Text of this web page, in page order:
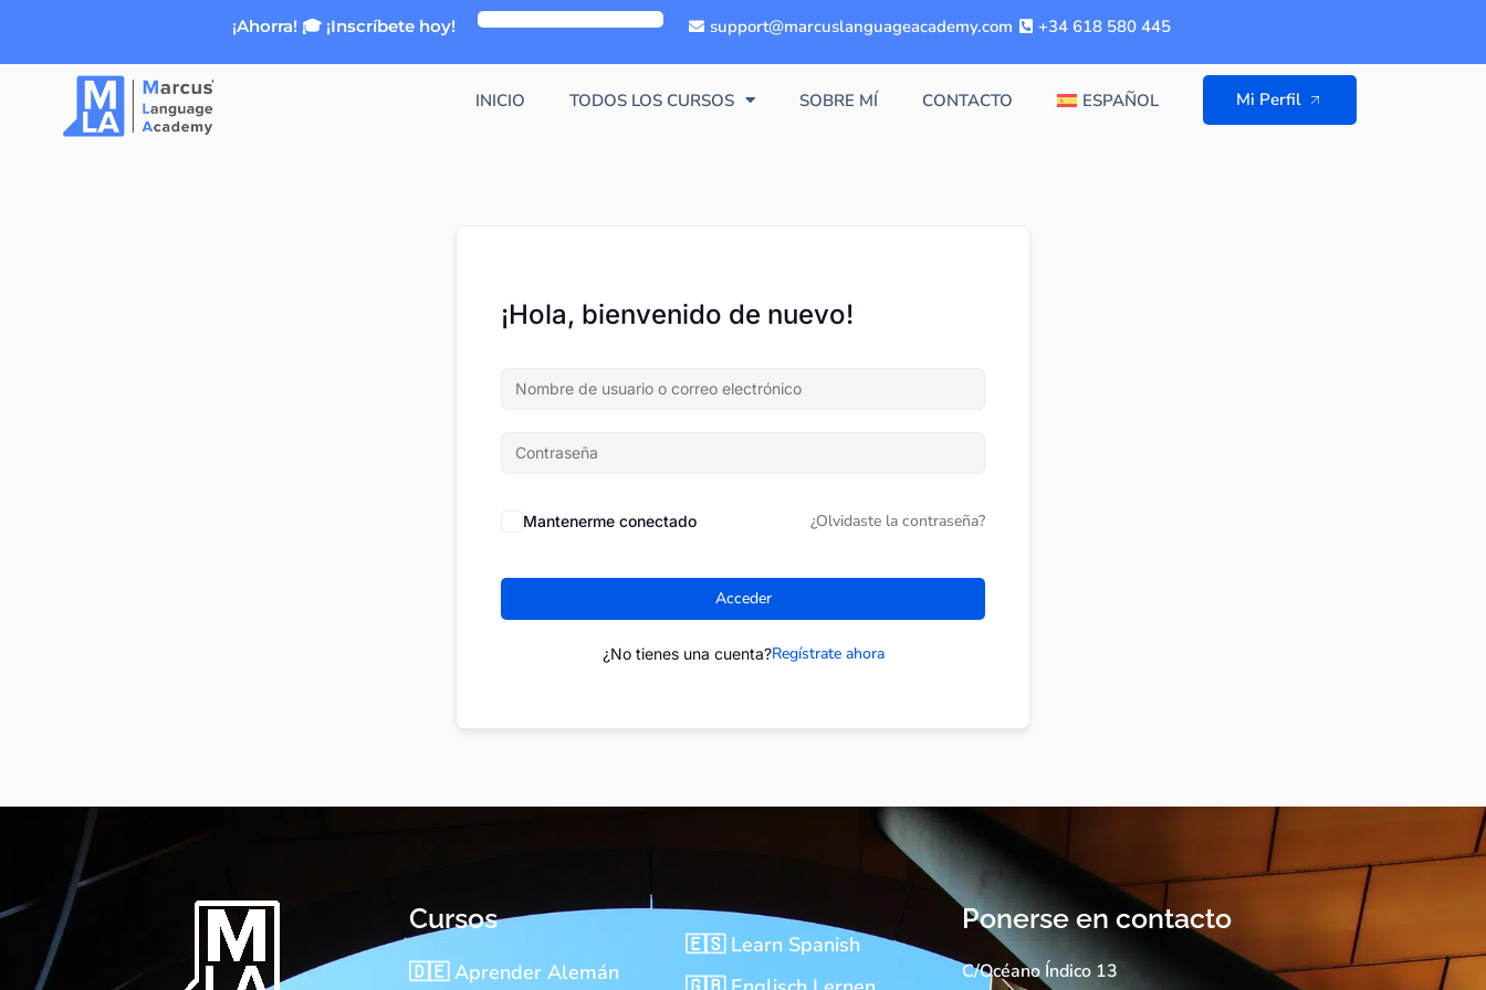
¡Ahorra! 🎓 ¡Inscríbete hoy! support@marcuslanguageacademy.com +34 618 580 445
INICIO TODOS LOS CURSOS SOBRE MÍ CONTACTO ESPAÑOL Mi Perfil
¡Hola, bienvenido de nuevo!
Mantenerme conectado ¿Olvidaste la contraseña?
Acceder
¿No tienes una cuenta?Regístrate ahora
Cursos
🇩🇪 Aprender Alemán
🇪🇸 Learn Spanish
Ponerse en contacto
C/Océano Índico 13